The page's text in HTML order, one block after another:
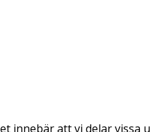
innebär att vi delar